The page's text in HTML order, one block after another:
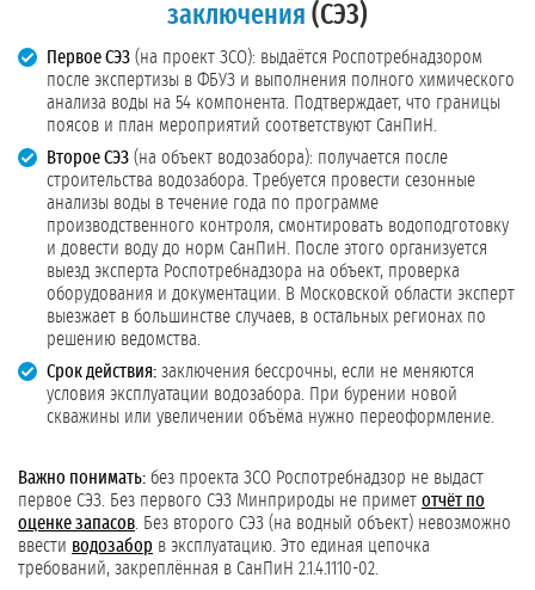
заключения (СЭЗ)
Первое СЭЗ (на проект ЗСО): выдаётся Роспотребнадзором
после экспертизы в ФБУЗ и выполнения полного химического
анализа воды на 54 компонента. Подтверждает, что границы
поясов и план мероприятий соответствуют СанПиН.
Второе СЭЗ (на объект водозабора): получается после
строительства водозабора. Требуется провести сезонные
анализы воды в течение года по программе
производственного контроля, смонтировать водоподготовку
и довести воду до норм СанПиН. После этого организуется
выезд эксперта Роспотребнадзора на объект, проверка
оборудования и документации. В Московской области эксперт
выезжает в большинстве случаев, в остальных регионах по
решению ведомства.
Срок действия: заключения бессрочны, если не меняются
условия эксплуатации водозабора. При бурении новой
скважины или увеличении объёма нужно переоформление.
Важно понимать: без проекта ЗСО Роспотребнадзор не выдаст
первое СЭЗ. Без первого СЭЗ Минприроды не примет отчёт по
оценке запасов . Без второго СЭЗ (на водный объект) невозможно
ввести водозабор в эксплуатацию. Это единая цепочка
требований, закреплённая в СанПиН 2.1.4.1110-02.